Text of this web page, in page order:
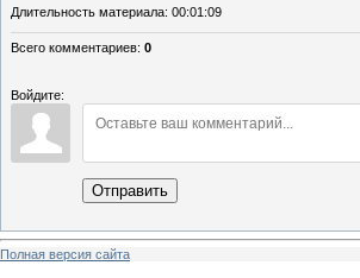
Длительность материала: 00:01:09
Всего комментариев: 0
Войдите:
Отправить
Полная версия сайта